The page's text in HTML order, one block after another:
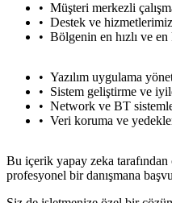
Müşteri merkezli
Destek ve
Bölgenin en hızlı ve
Yazılım uygulama
Sistem geliştirme ve
Network ve BT
Veri koruma ve
Bu içerik yapay zeka
profesyonel bir danışmana